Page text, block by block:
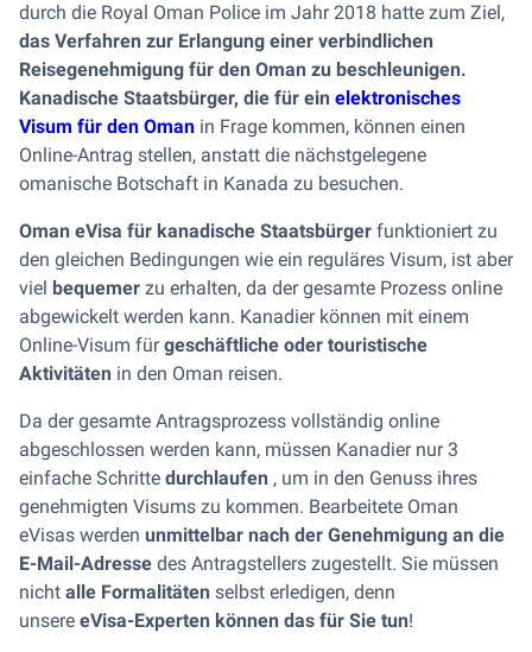
durch die Royal Oman Police im Jahr 2018 hatte zum Ziel,
das Verfahren zur Erlangung einer verbindlichen
Reisegenehmigung für den Oman zu beschleunigen.
Kanadische Staatsbürger, die für ein elektronisches
Visum für den Oman in Frage kommen, können einen
Online-Antrag stellen, anstatt die nächstgelegene
omanische Botschaft in Kanada zu besuchen.
Oman eVisa für kanadische Staatsbürger funktioniert zu
den gleichen Bedingungen wie ein reguläres Visum, ist aber
viel bequemer zu erhalten, da der gesamte Prozess online
abgewickelt werden kann. Kanadier können mit einem
Online-Visum fürgeschäftliche oder touristische
Aktivitäten in den Oman reisen.
Da der gesamte Antragsprozess vollständig online
abgeschlossen werden kann, müssen Kanadier nur 3
einfache Schritte durchlaufen , um in den Genuss ihres
genehmigten Visums zu kommen. Bearbeitete Oman
eVisas werden unmittelbar nach der Genehmigung an die
E-Mail-Adresse des Antragstellers zugestellt. Sie müssen
nicht alle Formalitäten selbst erledigen, denn
unsere eVisa-Experten können das für Sie tun!